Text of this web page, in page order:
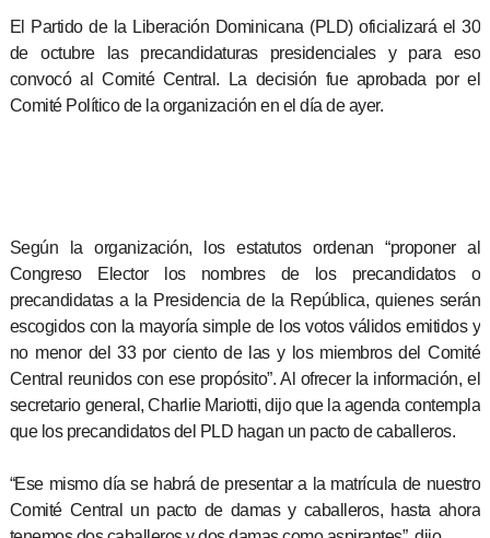
El Partido de la Liberación Dominicana (PLD) oficializará el 30
de octubre las precandidaturas presidenciales y para eso
convocó al Comité Central. La decisión fue aprobada por el
Comité Político de la organización en el día de ayer.
Según la organización, los estatutos ordenan “proponer al
Congreso Elector los nombres de los precandidatos o
precandidatas a la Presidencia de la República, quienes serán
escogidos con la mayoría simple de los votos válidos emitidos y
no menor del 33 por ciento de las y los miembros del Comité
Central reunidos con ese propósito”. Al ofrecer la información, el
secretario general, Charlie Mariotti, dijo que la agenda contempla
que los precandidatos del PLD hagan un pacto de caballeros.
“Ese mismo día se habrá de presentar a la matrícula de nuestro
Comité Central un pacto de damas y caballeros, hasta ahora